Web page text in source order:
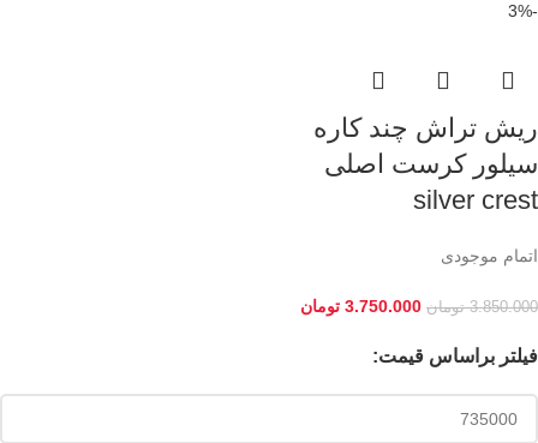
فیلتر براساس قیمت:
-3%
ریش تراش چند کاره
سیلور کرست اصلی
silver crest
اتمام موجودی
3.850.000 تومان 3.750.000 تومان